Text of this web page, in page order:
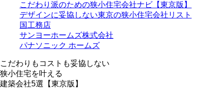
こだわり派のための狭小住宅会社ナビ【東京版】
デザインに妥協しない東京の狭小住宅会社リスト
国工務店
サンヨーホームズ株式会社
パナソニック ホームズ
こだわりもコストも妥協しない
狭小住宅を叶える
建築会社5選【東京版】